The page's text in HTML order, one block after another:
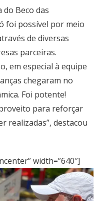
Beco das
foi possível por meio
de diversas
parceiras.
em especial à equipe
chegaram no
Foi potente!
para reforçar
realizadas”, destacou
width=”640″]